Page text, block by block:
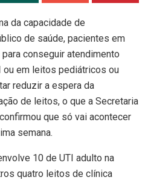
da capacidade de
de saúde, pacientes em
conseguir atendimento
ou em leitos pediátricos ou
reduzir a espera da
de leitos, o que a Secretaria
que só vai acontecer
semana.
10 de UTI adulto na
quatro leitos de clínica